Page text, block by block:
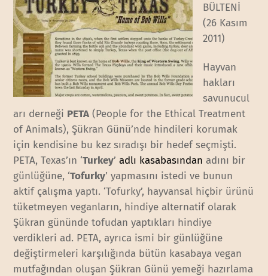
BÜLTENİ
(26 Kasım
2011)
Hayvan
hakları
savunucul
arı derneği PETA (People for the Ethical Treatment
of Animals), Şükran Günü’nde hindileri korumak
için kendisine bu kez sıradışı bir hedef seçmişti.
PETA, Texas’ın ‘Turkey’adlı kasabasından adını bir
günlüğüne, ‘Tofurky’ yapmasını istedi ve bunun
aktif çalışma yaptı. ‘Tofurky’, hayvansal hiçbir ürünü
tüketmeyen veganların, hindiye alternatif olarak
Şükran gününde tofudan yaptıkları hindiye
verdikleri ad. PETA, ayrıca ismi bir günlüğüne
değiştirmeleri karşılığında bütün kasabaya vegan
mutfağından oluşan Şükran Günü yemeği hazırlama